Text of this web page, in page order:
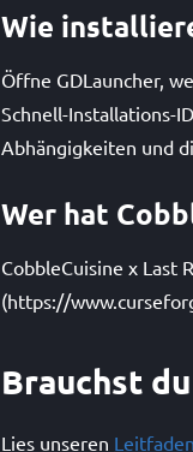
Wie
Öffne GDLauncher,
Schnell-Installations-
Abhängigkeiten und
Wer hat
CobbleCuisine x Last
(https://
Brauchst
Lies unseren